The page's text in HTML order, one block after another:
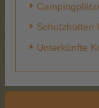
Schutzhütten
Unterkünfte